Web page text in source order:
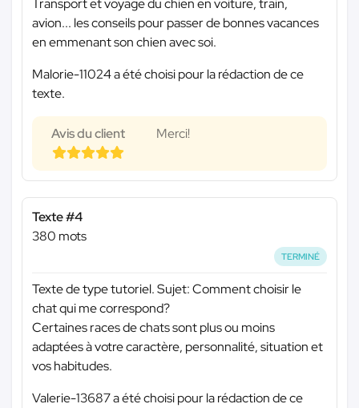
Transport et voyage du chien en voiture, train,
avion... les conseils pour passer de bonnes vacances
en emmenant son chien avec soi.
Malorie-11024 a été choisi pour la rédaction de ce
texte.
Avis du client Merci!
Texte #4
380 mots
TERMINÉ
Texte de type tutoriel. Sujet: Comment choisir le
chat qui me correspond?
Certaines races de chats sont plus ou moins
adaptées à votre caractère, personnalité, situation et
vos habitudes.
Valerie-13687 a été choisi pour la rédaction de ce